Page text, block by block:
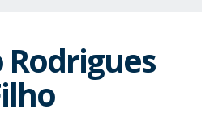
Rodrigues